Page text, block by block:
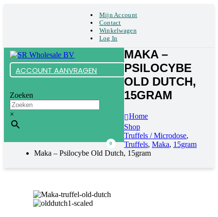
Mijn Account
Contact
Winkelwagen
Log In
ACCOUNT AANVRAGEN
Zoeken
×
0
MAKA –
PSILOCYBE
OLD DUTCH,
15GRAM
Home
Shop
Truffels / Microdose,
Truffels, Maka, 15gram
Maka – Psilocybe Old Dutch, 15gram